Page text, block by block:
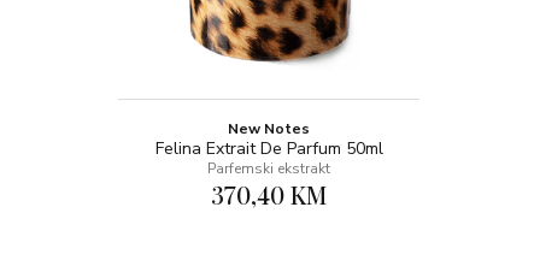
New Notes
Felina Extrait De Parfum 50ml
Parfemski ekstrakt
370,40 KM